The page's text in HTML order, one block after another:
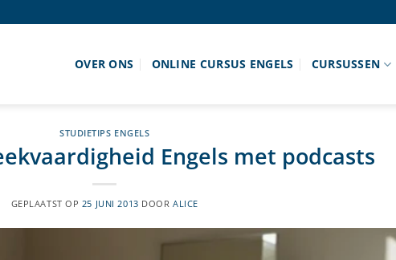
OVER ONS ONLINE CURSUS ENGELS CURSUSSEN
STUDIETIPS ENGELS
Engels met podcasts
GEPLAATST OP 25 JUNI 2013 DOORALICE